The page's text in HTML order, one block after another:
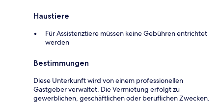
Haustiere
Für Assistenztiere müssen keine Gebühren entrichtet
werden
Bestimmungen
Diese Unterkunft wird von einem professionellen
Gastgeber verwaltet. Die Vermietung erfolgt zu
gewerblichen, geschäftlichen oder beruflichen Zwecken.